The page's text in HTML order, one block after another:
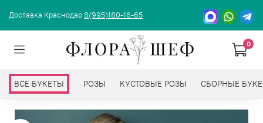
Доставка Краснодар8(995)180-16-65
0
ВСЕ БУКЕТЫ РОЗЫ КУСТОВЫЕ РОЗЫ СБОРНЫЕ